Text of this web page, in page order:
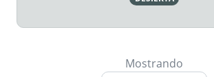
Mostrando